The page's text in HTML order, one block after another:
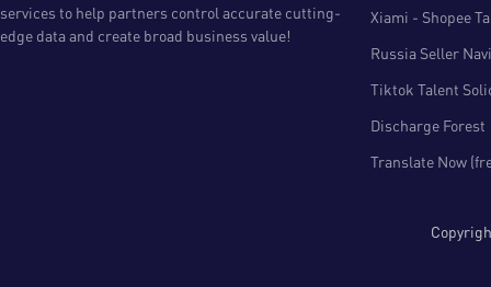
services to help partners control accurate cutting-
edge data and create broad business value!
Xiami - Shopee
Russia Seller
Tiktok Talent
Discharge Forest
Translate Now